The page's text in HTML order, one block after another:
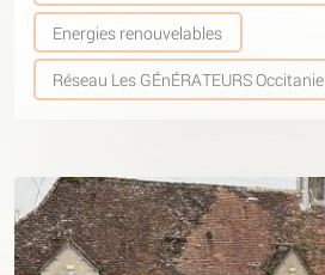
Energies renouvelables
Réseau Les GÉnÉRATEURS Occitanie